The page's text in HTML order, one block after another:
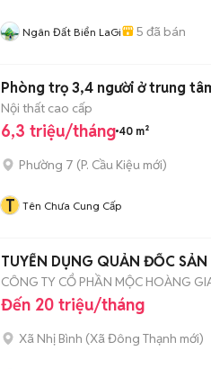
Ngân Đất Biển LaGi 5 đã bán
Phòng trọ 3,4 người ở trung
Nội thất cao cấp
6,3 triệu/tháng 40 m²
Phường 7 (P. Cầu Kiệu mới)
T Tên Chưa Cung Cấp
TUYỂN DỤNG QUẢN ĐỐC SẢN
CÔNG TY CỔ PHẦN MỘC HOÀNG
Đến 20 triệu/tháng
Xã Nhị Bình (Xã Đông Thạnh mới)